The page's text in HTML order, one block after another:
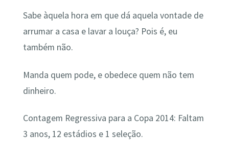
Sabe àquela hora em que dá aquela vontade de
arrumar a casa e lavar a louça? Pois é, eu
também não.
Manda quem pode, e obedece quem não tem
dinheiro.
Contagem Regressiva para a Copa 2014: Faltam
3 anos, 12 estádios e 1 seleção.